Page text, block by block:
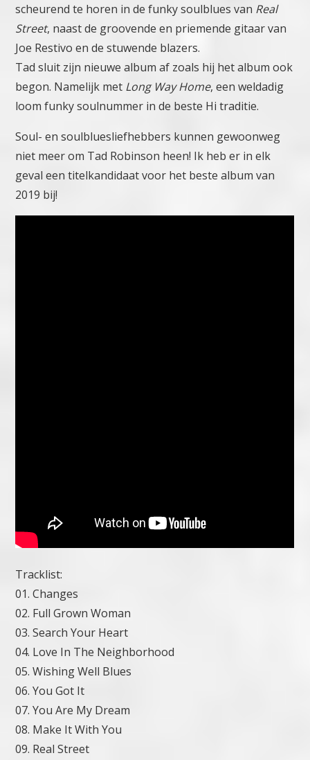
scheurend te horen in de funky soulblues van Real
Street, naast de groovende en priemende gitaar van
Joe Restivo en de stuwende blazers.
Tad sluit zijn nieuwe album af zoals hij het album ook
begon. Namelijk met Long Way Home, een weldadig
loom funky soulnummer in de beste Hi traditie.
Soul- en soulbluesliefhebbers kunnen gewoonweg
niet meer om Tad Robinson heen! Ik heb er in elk
geval een titelkandidaat voor het beste album van
2019 bij!
Tracklist:
01. Changes
02. Full Grown Woman
03. Search Your Heart
04. Love In The Neighborhood
05. Wishing Well Blues
06. You Got It
07. You Are My Dream
08. Make It With You
09. Real Street